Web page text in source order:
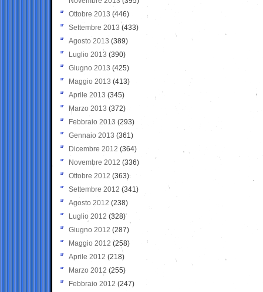
Ottobre 2013 (446)
Settembre 2013 (433)
Agosto 2013 (389)
Luglio 2013 (390)
Giugno 2013 (425)
Maggio 2013 (413)
Aprile 2013 (345)
Marzo 2013 (372)
Febbraio 2013 (293)
Gennaio 2013 (361)
Dicembre 2012 (364)
Novembre 2012 (336)
Ottobre 2012 (363)
Settembre 2012 (341)
Agosto 2012 (238)
Luglio 2012 (328)
Giugno 2012 (287)
Maggio 2012 (258)
Aprile 2012 (218)
Marzo 2012 (255)
Febbraio 2012 (247)